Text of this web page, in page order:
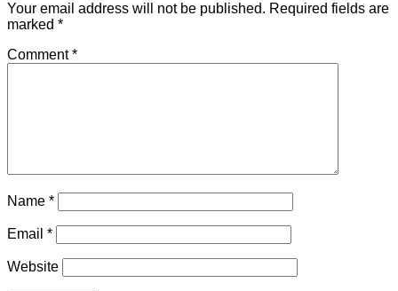
Your email address will not be published. Required fields are
marked *
Comment*
Name *
Email *
Website